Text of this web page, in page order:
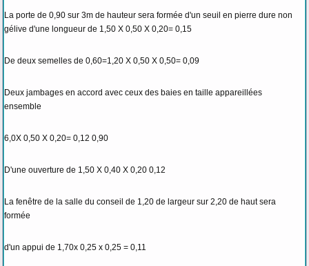
La porte de 0,90 sur 3m de hauteur sera formée d'un seuil en pierre dure non
gélive d'une longueur de 1,50 X 0,50 X 0,20= 0,15
De deux semelles de 0,60=1,20 X 0,50 X 0,50= 0,09
Deux jambages en accord avec ceux des baies en taille appareillées
ensemble
6,0X 0,50 X 0,20= 0,12 0,90
D'une ouverture de 1,50 X 0,40 X 0,20 0,12
La fenêtre de la salle du conseil de 1,20 de largeur sur 2,20 de haut sera
formée
d'un appui de 1,70x 0,25 x 0,25 = 0,11